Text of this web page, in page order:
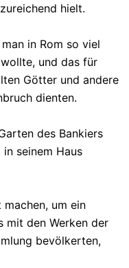
hielt.
in Rom so viel
und das für
Götter und andere
dienten.
des Bankiers
seinem Haus
um ein
mit den Werken der
bevölkerten,